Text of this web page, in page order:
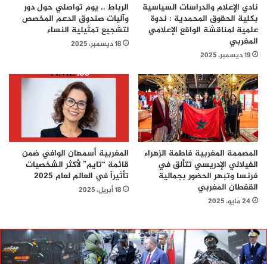
نادي الإعلام والدراسات السياسية
بكلية الحقوق المحمدية : ندوة
علمية لمناقشة الواقع الإعلامي
المغربي
19 ديسمبر، 2025
الرباط .. يوم تواصلي حول دور
وآليات صندوق الدعم المخصص
لتشجيع تمثيلية النساء
18 ديسمبر، 2025
المصممة المغربية فاطمة الزهراء
الفيلالي الإدريسي تتألق في
فرنسا وتبهر الحضور بجمالية
القفطان المغربي
24 مايو، 2025
المغربية أسمهان الوافي ضمن
قائمة “تايم” لأكثر الشخصيات
تأثيراً في العالم لعام 2025
18 أبريل، 2025